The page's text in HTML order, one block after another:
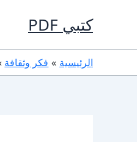
كتبي PDF
الرئيسية فكر وثقافة